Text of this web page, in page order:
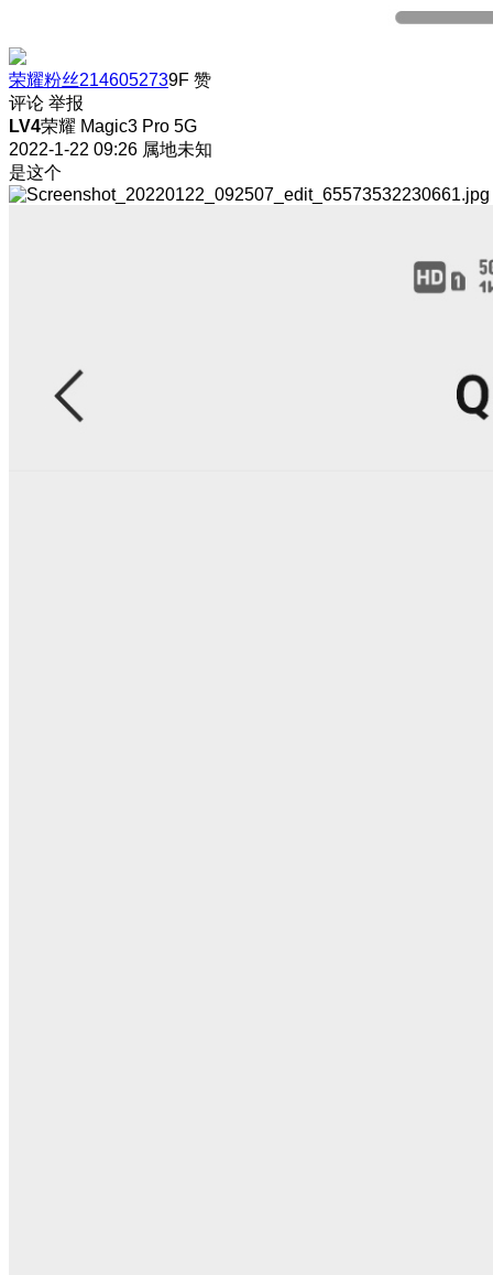
荣耀粉丝2146052739F 赞
评论 举报
LV4荣耀 Magic3 Pro 5G
2022-1-22 09:26 属地未知
是这个